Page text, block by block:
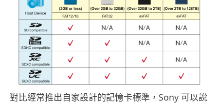
對比經常推出自家設計的記憶卡標準，Sony 可以說